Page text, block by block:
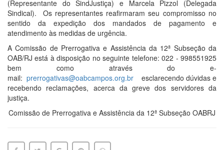
(Representante do SindJustiça) e Marcela Pizzol (Delegada
Sindical). Os representantes reafirmaram seu compromisso no
sentido da expedição dos mandados de pagamento e
atendimento às medidas de urgência.
A Comissão de Prerrogativa e Assistência da 12ª Subseção da
OAB/RJ está à disposição no seguinte telefone: 022 - 998551925
bem como através do e-
mail: prerrogativas@oabcampos.org.br esclarecendo dúvidas e
recebendo reclamações, acerca da greve dos servidores da
justiça.
Comissão de Prerrogativa e Assistência da 12ª Subseção OABRJ